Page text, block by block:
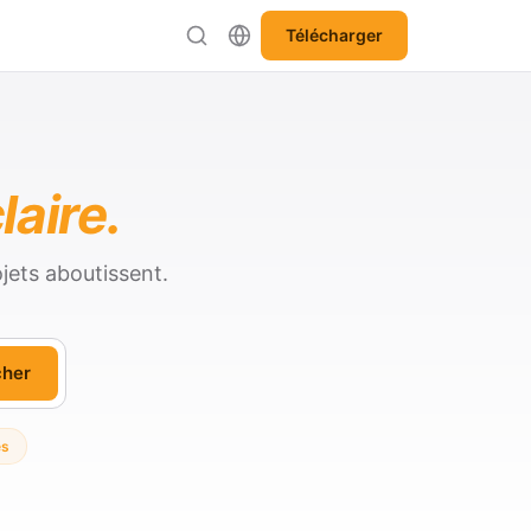
Télécharger
aboutissent.